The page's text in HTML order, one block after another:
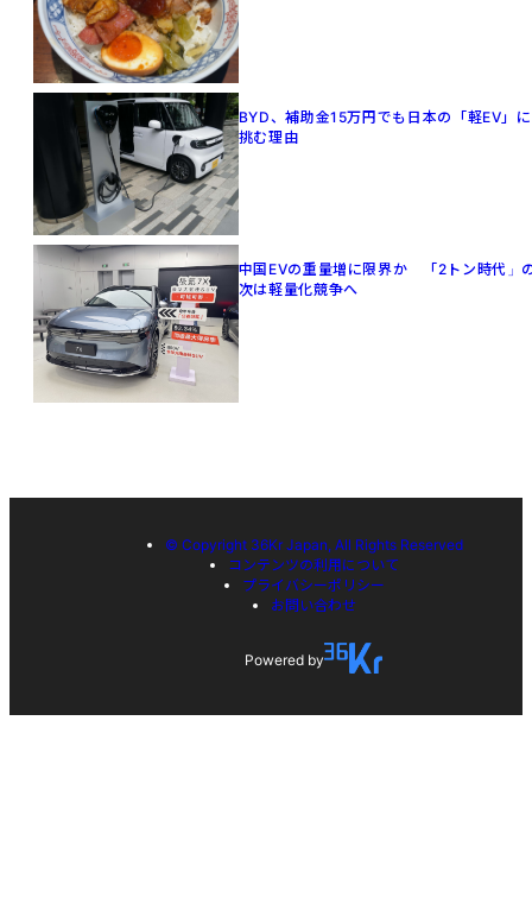
BYD、補助金15万円でも日本の「軽EV」に
挑む理由
中国EVの重量増に限界か 「2トン時代」
次は軽量化競争へ
© Copyright 36Kr Japan, All Rights Reserved
コンテンツの利用について
プライバシーポリシー
お問い合わせ
Powered by